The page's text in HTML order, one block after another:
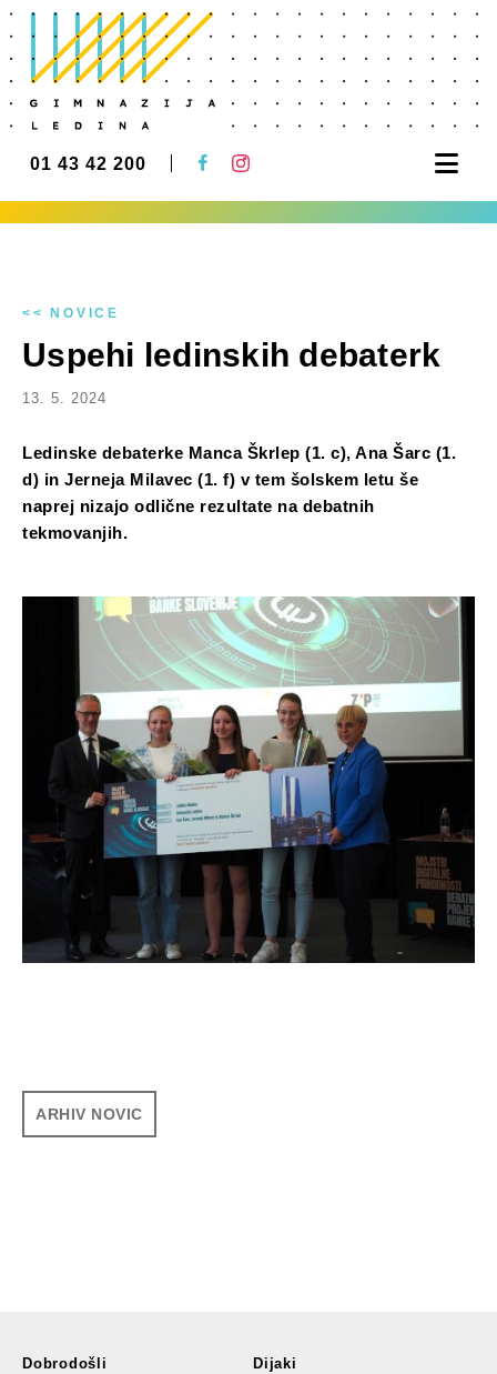
01 43 42 200
<< NOVICE
Uspehi ledinskih debaterk
13. 5. 2024
Ledinske debaterke Manca Škrlep (1. c), Ana Šarc (1.
d) in Jerneja Milavec (1. f) v tem šolskem letu še
naprej nizajo odlične rezultate na debatnih
tekmovanjih.
ARHIV NOVIC
Dobrodošli
Dijaki